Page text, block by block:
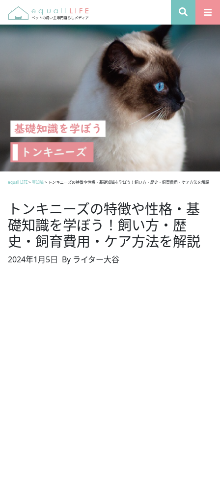
equall LIFE> 豆知識> トンキニーズの特徴や性格・基礎知識を学ぼう！飼い方・歴史・飼育費用・ケア方法を解説
トンキニーズの特徴や性格・基
礎知識を学ぼう！飼い方・歴
史・飼育費用・ケア方法を解説
2024年1月5日 By ライター大谷